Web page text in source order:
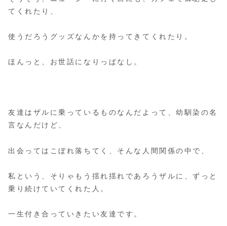
てくれたり、
使うだろうグッズなんかを持ってきてくれたり。
ほんっと、お世話になりっぱなし。
友達はザルに乗っているものなんだよって、幼馴染の名
言なんだけど、
出会ってはこぼれ落ちてく、そんな人間関係の中で、
私という、そりゃもう揺れ揺れであろうザルに、ずっと
乗り続けていてくれた人。
一生付き合っていきたい友達です。